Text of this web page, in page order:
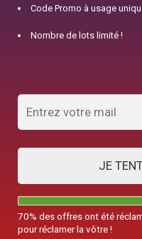
Code Promo à usage
Nombre de lots limité !
JE
70% des offres ont été
pour réclamer la vôtre !